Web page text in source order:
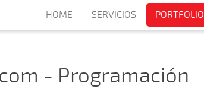
HOME SERVICIOS PORTFOLIO
- Programación